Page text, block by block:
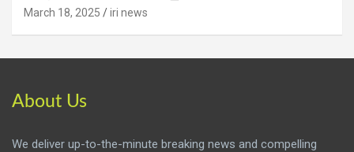
March 18, 2025 iri news
About Us
We deliver up-to-the-minute breaking news and compelling